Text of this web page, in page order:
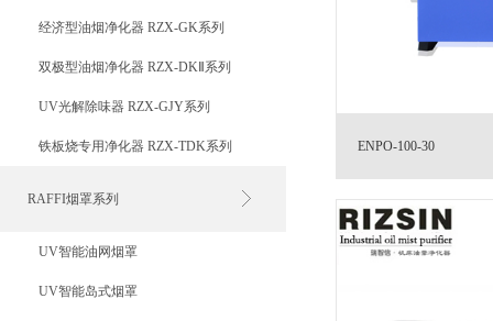
经济型油烟净化器 RZX-GK系列
双极型油烟净化器 RZX-DKⅡ系列
UV光解除味器 RZX-GJY系列
铁板烧专用净化器 RZX-TDK系列
RAFFI烟罩系列
UV智能油网烟罩
UV智能岛式烟罩
ENPO-100-30